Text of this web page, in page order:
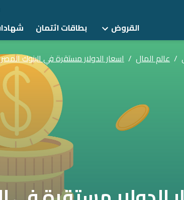
القروض
بطاقات ائتمان
/ عالم المال / اسعار الدولار مستقرة في البنوك المصرية اليوم 4